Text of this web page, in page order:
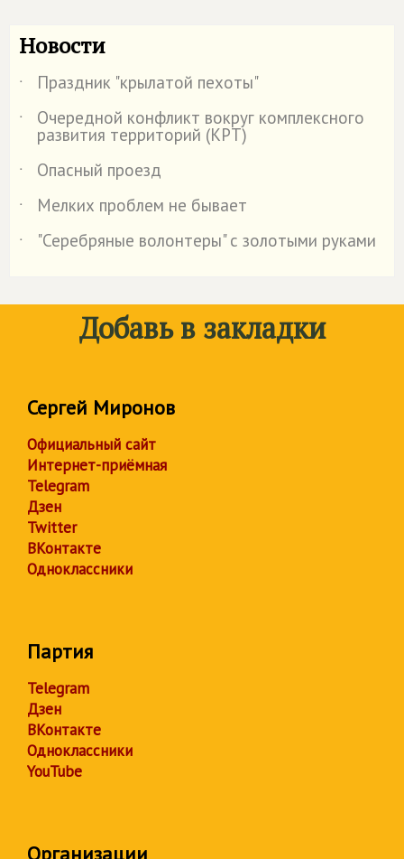
Новости
˙
Праздник "крылатой пехоты"
˙
Очередной конфликт вокруг комплексного
развития территорий (КРТ)
˙
Опасный проезд
˙
Мелких проблем не бывает
˙
"Серебряные волонтеры" с золотыми руками
Добавь в закладки
Сергей Миронов
Официальный сайт
Интернет-приёмная
Telegram
Дзен
Twitter
ВКонтакте
Одноклассники
Партия
Telegram
Дзен
ВКонтакте
Одноклассники
YouTube
Организации